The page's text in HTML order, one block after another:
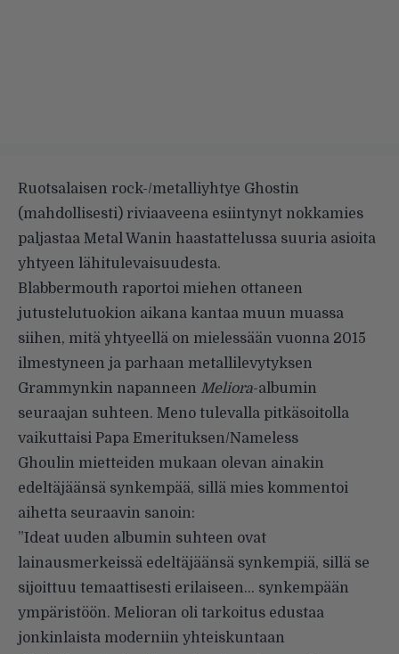
Ruotsalaisen rock-/metalliyhtye Ghostin
(mahdollisesti) riviaaveena esiintynyt nokkamies
paljastaa Metal Wanin haastattelussa suuria asioita
yhtyeen lähitulevaisuudesta.
Blabbermouth raportoi miehen ottaneen
jutustelutuokion aikana kantaa muun muassa
siihen, mitä yhtyeellä on mielessään vuonna 2015
ilmestyneen ja parhaan metallilevytyksen
Grammynkin napanneen Meliora-albumin
seuraajan suhteen. Meno tulevalla pitkäsoitolla
vaikuttaisi Papa Emerituksen/Nameless
Ghoulin mietteiden mukaan olevan ainakin
edeltäjäänsä synkempää, sillä mies kommentoi
aihetta seuraavin sanoin:
”Ideat uuden albumin suhteen ovat
lainausmerkeissä edeltäjäänsä synkempiä, sillä se
sijoittuu temaattisesti erilaiseen… synkempään
ympäristöön. Melioran oli tarkoitus edustaa
jonkinlaista moderniin yhteiskuntaan